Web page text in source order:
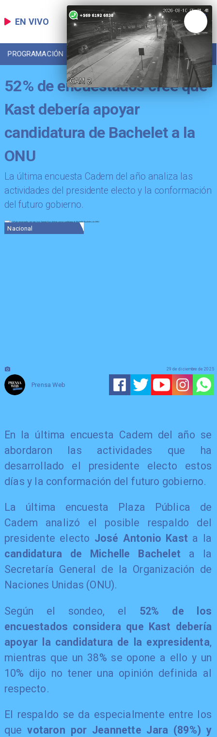
EN VIVO
PROGRAMACIÓN LOCAL DEPORTES
52% de encuestados cree que
Kast debería apoyar
candidatura de Bachelet a la
ONU
La última encuesta Cadem del año analiza las
actividades del presidente electo y la conformación
del futuro gobierno.
Nacional
Prensa Web
29 de diciembre de 2025
En la última encuesta Cadem del año se
abordaron las actividades que ha
desarrollado el presidente electo estos
días y la conformación del futuro gobierno.
La última encuesta Plaza Pública de
Cadem analizó el posible respaldo del
presidente electo José Antonio Kast a la
candidatura de Michelle Bachelet a la
Secretaría General de la Organización de
Naciones Unidas (ONU).
Según el sondeo, el 52% de los
encuestados considera que Kast debería
apoyar la candidatura de la expresidenta,
mientras que un 38% se opone a ello y un
10% dijo no tener una opinión definida al
respecto.
El respaldo se da especialmente entre los
quevotaron por Jeannette Jara (89%) y